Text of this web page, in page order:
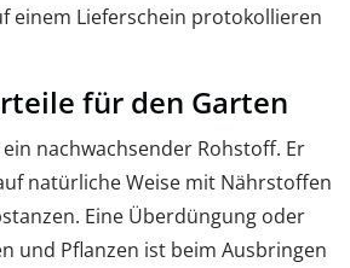
einem Lieferschein protokollieren
für den Garten
nachwachsender Rohstoff. Er
natürliche Weise mit Nährstoffen
Eine Überdüngung oder
und Pflanzen ist beim Ausbringen